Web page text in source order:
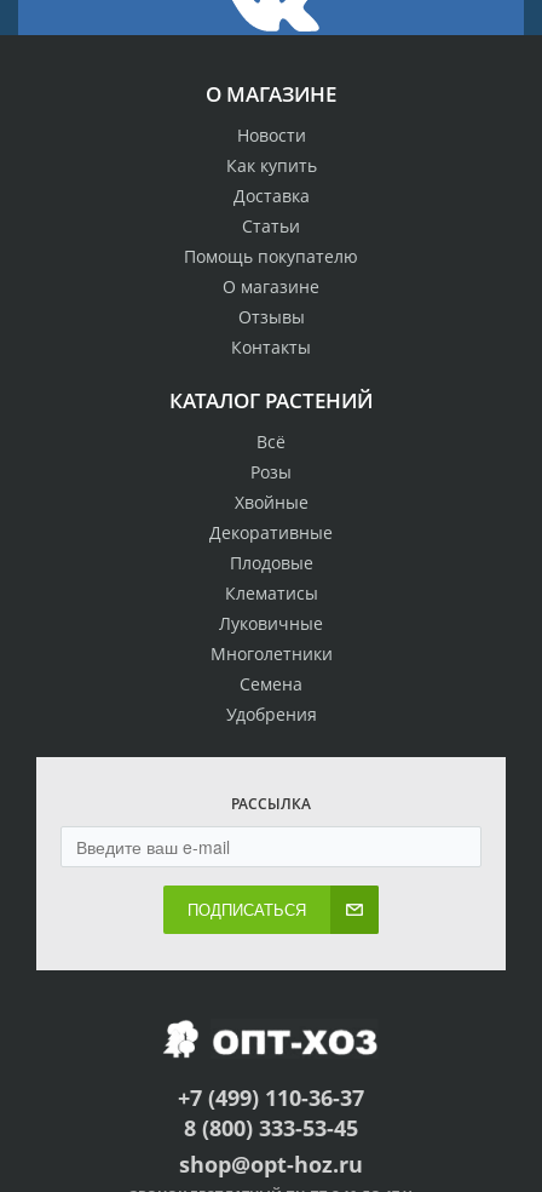
О МАГАЗИНЕ
Новости
Как купить
Доставка
Статьи
Помощь покупателю
О магазине
Отзывы
Контакты
КАТАЛОГ РАСТЕНИЙ
Всё
Розы
Хвойные
Декоративные
Плодовые
Клематисы
Луковичные
Многолетники
Семена
Удобрения
РАССЫЛКА
ПОДПИСАТЬСЯ
+7 (499) 110-36-37
8 (800) 333-53-45
shop@opt-hoz.ru